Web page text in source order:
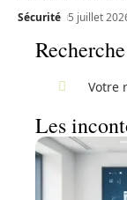
Sécurité 5 juillet
Recherche
Les